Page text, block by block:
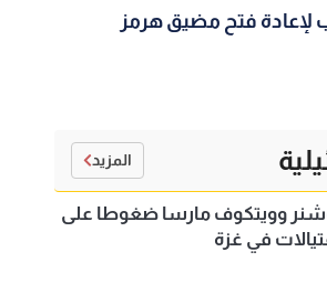
لإعادة فتح مضيق هرمز
المزيد
وويتكوف مارسا ضغوطا على
في غزة